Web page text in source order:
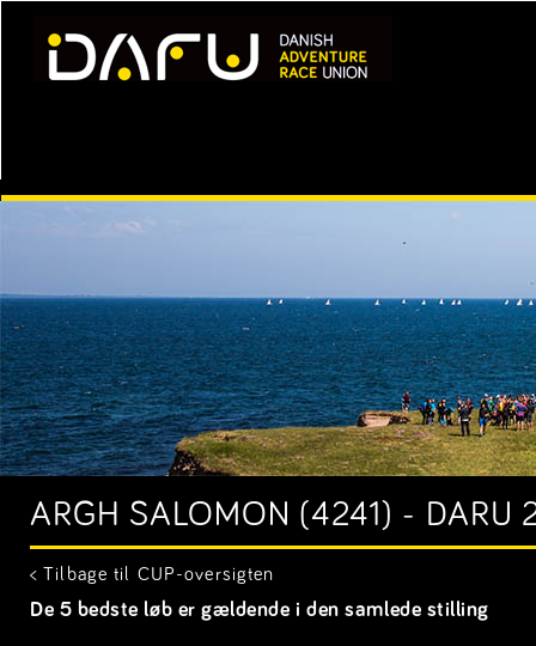
ARGH SALOMON (4241) - DARU
< Tilbage til CUP-oversigten
De 5 bedste løb er gældende i den samlede stilling